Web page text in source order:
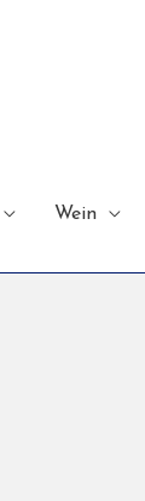
Wein